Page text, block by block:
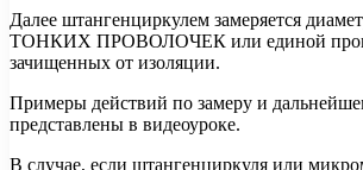
Далее штангенциркулем замеряется
ТОНКИХ ПРОВОЛОЧЕК или единой
зачищенных от изоляции.
Примеры действий по замеру и
представлены в видеоуроке.
В случае, если штангенциркуля или